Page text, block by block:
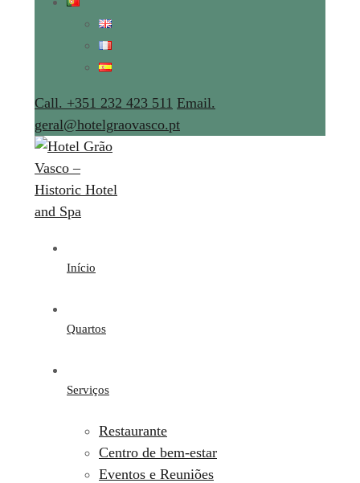
Call. +351 232 423 511 Email.
geral@hotelgraovasco.pt
Início
Quartos
Serviços
Restaurante
Centro de bem-estar
Eventos e Reuniões